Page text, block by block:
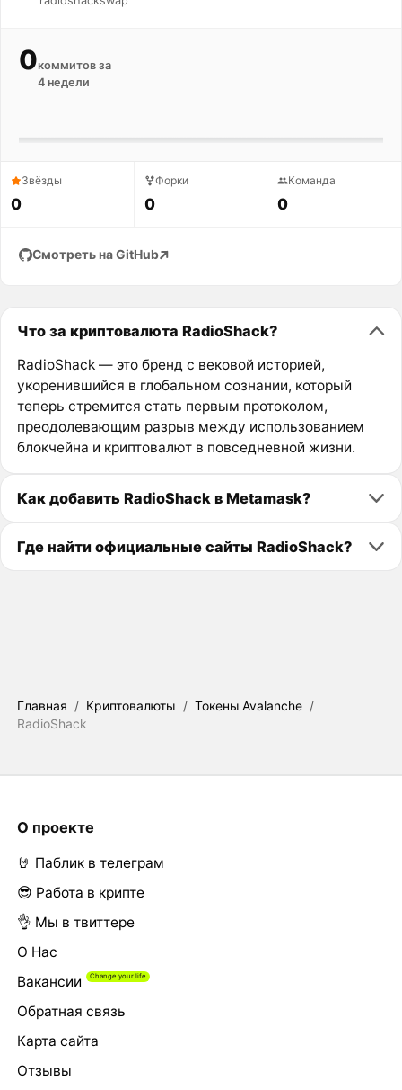
0коммитов за
4 недели
Звёзды
0
Форки
0
Команда
0
Смотреть на GitHub
Что за криптовалюта RadioShack?
RadioShack — это бренд с вековой историей,
укоренившийся в глобальном сознании, который
теперь стремится стать первым протоколом,
преодолевающим разрыв между использованием
блокчейна и криптовалют в повседневной жизни.
Как добавить RadioShack в Metamask?
Где найти официальные сайты RadioShack?
Главная / Криптовалюты / Токены Avalanche /
RadioShack
О проекте
🤘 Паблик в телеграм
😎 Работа в крипте
👌 Мы в твиттере
О Нас
Вакансии
Обратная связь
Карта сайта
Отзывы